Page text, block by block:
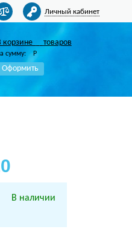
Личный кабинет
корзине товаров
сумму: Р
Оформить
В наличии